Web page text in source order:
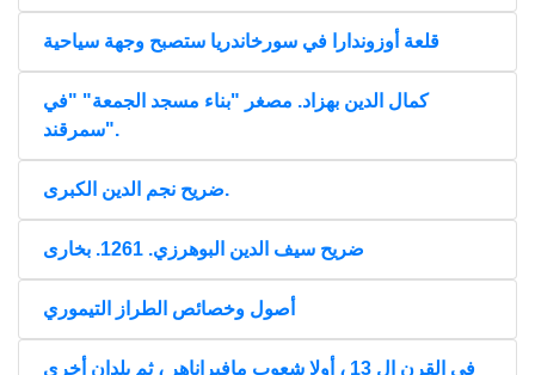
قلعة أوزوندارا في سورخاندريا ستصبح وجهة سياحية
كمال الدين بهزاد. مصغر "بناء مسجد الجمعة" "في
سمرقند".
ضريح نجم الدين الكبرى.
ضريح سيف الدين البوهرزي. 1261. بخارى
أصول وخصائص الطراز التيموري
في القرن ال 13 ، أولا شعوب مافيراناهر ، ثم بلدان أخرى